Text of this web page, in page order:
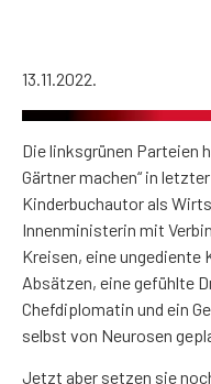
13.11.2022.
Die linksgrünen Parteien
Gärtner machen“ in
Kinderbuchautor als
Innenministerin mit
Kreisen, eine
Absätzen, eine gefühlte
Chefdiplomatin und ein
selbst von Neurosen
Jetzt aber setzen sie